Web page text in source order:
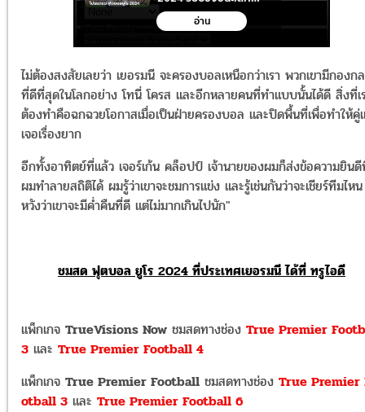
ไม่ต้องสงสัยเลยว่า เยอรมนี จะครองบอลเหนือกว่าเรา พวกเขามีกองก
ที่ดีที่สุดในโลกอย่าง โทนี่ โครส และอีกหลายคนที่ทำแบบนั้นได้ดี สิ่งที่เ
ต้องทำคือฉกฉวยโอกาสเมื่อเป็นฝ่ายครองบอล และปิดพื้นที่เพื่อทำให้คู่
เจอเรื่องยาก
อีกทั้งอาทิตย์ที่แล้ว เจอร์เก้น คล็อปป์ เจ้านายของผมก็ส่งข้อความยิน
ผมทำลายสถิติได้ ผมรู้ว่าเขาจะชมการแข่ง และรู้เช่นกันว่าจะเชียร์ทีมไหน
หวังว่าเขาจะมีค่ำคืนที่ดี แต่ไม่มากเกินไปนัก"
ชมสด ฟุตบอล ยูโร 2024 ที่ประเทศเยอรมนี ได้ที่ ทรูไอดี
แพ็กเกจ TrueVisions Now ชมสดทางช่อง True Premier
3 และ True Premier Football 4
แพ็กเกจ True Premier Football ชมสดทางช่อง True Premier
otball 3 และ True Premier Football 6